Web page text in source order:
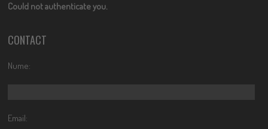
Could not authenticate you.
CONTACT
Nume:
Email: